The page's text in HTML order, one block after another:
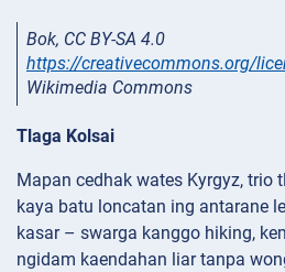
Bok, CC BY-SA 4.0
https://creativecommons.org/
Wikimedia Commons
Tlaga Kolsai
Mapan cedhak wates Kyrgyz, trio
kaya batu loncatan ing antarane
kasar – swarga kanggo hiking,
ngidam kaendahan liar tanpa